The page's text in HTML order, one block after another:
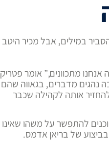
במילים, אבל מכיר היטב
מתכוונים,” אומר פטריק
נהגים מדברים, בגאווה שהם
אותה לקהילה שכבר
להתפשר על משהו שאינו